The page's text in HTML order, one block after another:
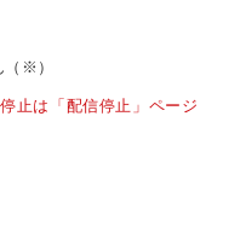
（※）
止は「配信停止」ページ